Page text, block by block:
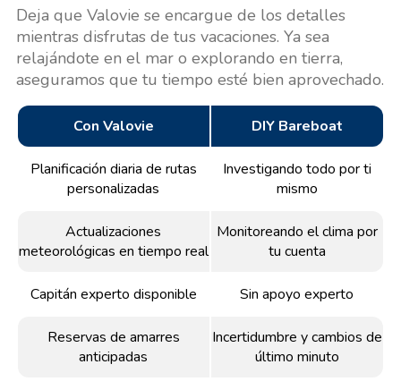
Deja que Valovie se encargue de los detalles
mientras disfrutas de tus vacaciones. Ya sea
relajándote en el mar o explorando en tierra,
aseguramos que tu tiempo esté bien aprovechado.
Con Valovie DIY Bareboat
Planificación diaria de rutas
personalizadas
Investigando todo por ti
mismo
Actualizaciones
meteorológicas en tiempo real
Monitoreando el clima por
tu cuenta
Capitán experto disponible Sin apoyo experto
Reservas de amarres
anticipadas
Incertidumbre y cambios de
último minuto